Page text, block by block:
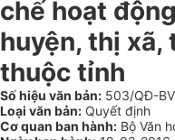
chế hoạt
huyện, thị
thuộc tỉnh
Số hiệu văn bản: 503/QĐ-
Loại văn bản: Quyết định
Cơ quan ban hành: Bộ Văn